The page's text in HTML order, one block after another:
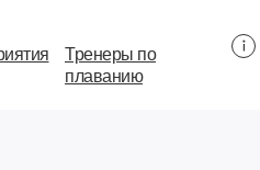
Тренеры по
плаванию